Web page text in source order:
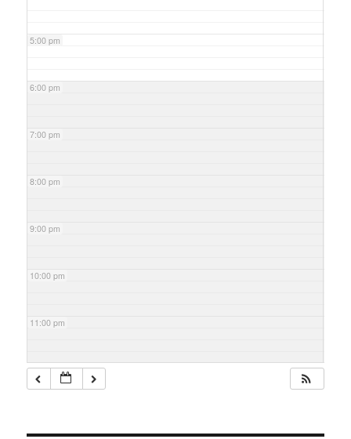
5:00 pm
6:00 pm
7:00 pm
8:00 pm
9:00 pm
10:00 pm
11:00 pm